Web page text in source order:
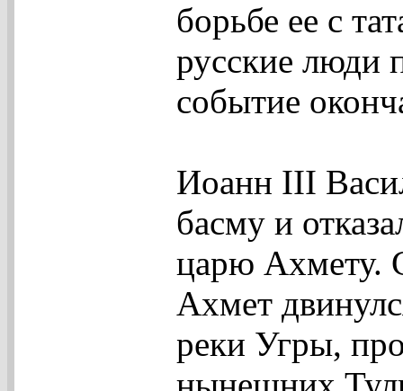
борьбе ее с
русские люди
событие
Иоанн III
басму и
царю Ахмету.
Ахмет
реки Угры,